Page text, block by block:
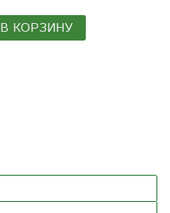
В КОРЗИНУ